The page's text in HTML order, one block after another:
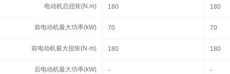
电动机总扭矩(N.m) 180 180
前电动机最大功率(kW) 70 70
前电动机最大扭矩(N·m) 180 180
后电动机最大功率(kW) - -
电动机总扭矩(N.m)
前电动机最大功率(kW)
前电动机最大扭矩(N·m)
后电动机最大功率(kW)